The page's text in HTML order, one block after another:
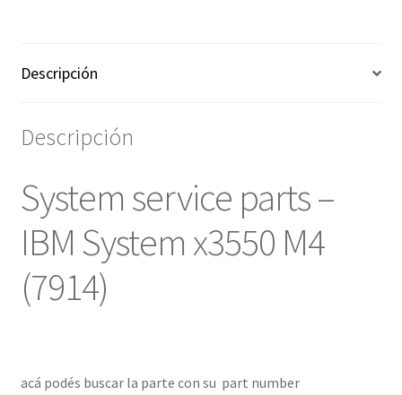
Descripción
Descripción
System service parts –
IBM System x3550 M4
(7914)
acá podés buscar la parte con su part number